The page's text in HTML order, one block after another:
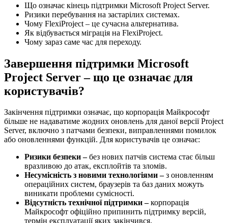
Що означає кінець підтримки Microsoft Project Server.
Ризики перебування на застарілих системах.
Чому FlexiProject – це сучасна альтернатива.
Як відбувається міграція на FlexiProject.
Чому зараз саме час для переходу.
Завершення підтримки Microsoft
Project Server – що це означає для
користувачів?
Закінчення підтримки означає, що корпорація Майкрософт
більше не надаватиме жодних оновлень для даної версії Project
Server, включно з патчами безпеки, виправленнями помилок
або оновленнями функцій. Для користувачів це означає:
Ризики безпеки –без нових патчів система стає більш
вразливою до атак, експлойтів та зломів.
Несумісність з новими технологіями –з оновленням
операційних систем, браузерів та баз даних можуть
виникати проблеми сумісності.
Відсутність технічної підтримки –корпорація
Майкрософт офіційно припинить підтримку версій,
термін експлуатації яких закінчився.